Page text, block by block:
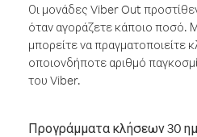
Οι μονάδες Viber Out
όταν αγοράζετε κάποιο ποσό.
μπορείτε να πραγματοποιείτε
οποιονδήποτε αριθμό
του Viber.
Προγράμματα κλήσεων 30